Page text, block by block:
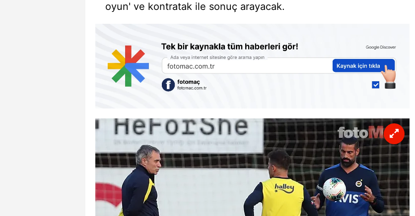
oyun' ve kontratak ile sonuç arayacak.